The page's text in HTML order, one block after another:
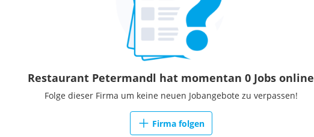
Restaurant Petermandl hat momentan 0 Jobs online
Folge dieser Firma um keine neuen Jobangebote zu verpassen!
Firma folgen